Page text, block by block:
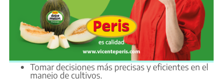
Tomar decisiones más precisas y eficientes en el
manejo de cultivos.